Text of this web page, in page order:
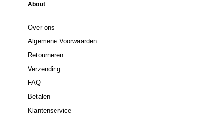
About
Over ons
Algemene Voorwaarden
Retourneren
Verzending
FAQ
Betalen
Klantenservice